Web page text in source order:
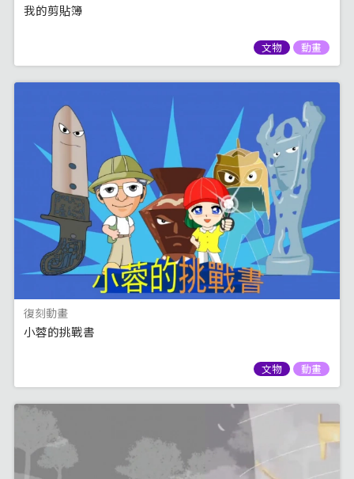
我的剪貼簿
文物 動畫
復刻動畫
小蓉的挑戰書
文物 動畫